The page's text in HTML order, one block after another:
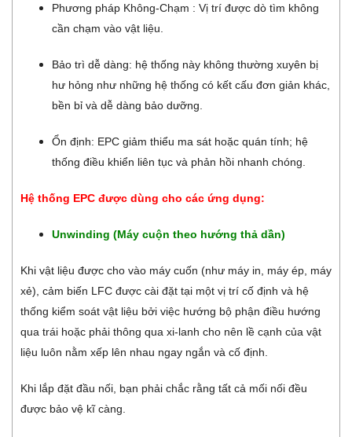
Phương pháp Không-Chạm : Vị trí được dò tìm không
cần chạm vào vật liệu.
Bảo trì dễ dàng: hệ thống này không thường xuyên bị
hư hỏng như những hệ thống có kết cấu đơn giản khác,
bền bỉ và dễ dàng bảo dưỡng.
Ổn định: EPC giảm thiểu ma sát hoặc quán tính; hệ
thống điều khiển liên tục và phản hồi nhanh chóng.
Hệ thống EPC được dùng cho các ứng dụng:
Unwinding (Máy cuộn theo hướng thả dần)
Khi vật liệu được cho vào máy cuốn (như máy in, máy ép, máy
xẻ), cảm biến LFC được cài đặt tại một vị trí cố định và hệ
thống kiểm soát vật liệu bởi việc hướng bộ phận điều hướng
qua trái hoặc phải thông qua xi-lanh cho nên lề cạnh của vật
liệu luôn nằm xếp lên nhau ngay ngắn và cố định.
Khi lắp đặt đầu nối, bạn phải chắc rằng tất cả mối nối đều
được bảo vệ kĩ càng.